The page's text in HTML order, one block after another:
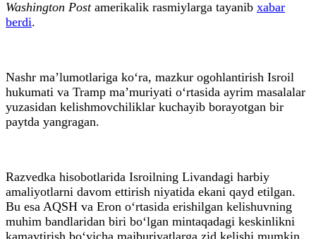
Washington Postamerikalik rasmiylarga tayanib xabar
berdi.
Nashr ma’lumotlariga ko‘ra, mazkur ogohlantirish Isroil
hukumati va Tramp ma’muriyati o‘rtasida ayrim masalalar
yuzasidan kelishmovchiliklar kuchayib borayotgan bir
paytda yangragan.
Razvedka hisobotlarida Isroilning Livandagi harbiy
amaliyotlarni davom ettirish niyatida ekani qayd etilgan.
Bu esa AQSH va Eron o‘rtasida erishilgan kelishuvning
muhim bandlaridan biri bo‘lgan mintaqadagi keskinlikni
kamaytirish bo‘yicha majburiyatlarga zid kelishi mumkin.